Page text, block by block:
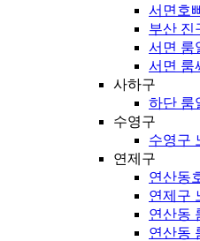
서면호
부산 진
서면 룸
서면 룸
사하구
하단 룸
수영구
수영구
연제구
연산동
연제구
연산동
연산동